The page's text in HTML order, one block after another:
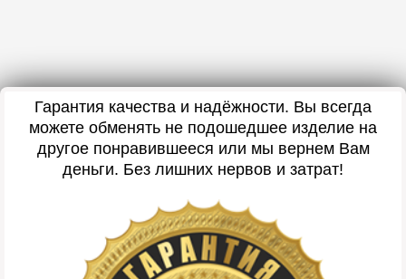
Гарантия качества и надёжности. Вы всегда
можете обменять не подошедшее изделие на
другое понравившееся или мы вернем Вам
деньги. Без лишних нервов и затрат!